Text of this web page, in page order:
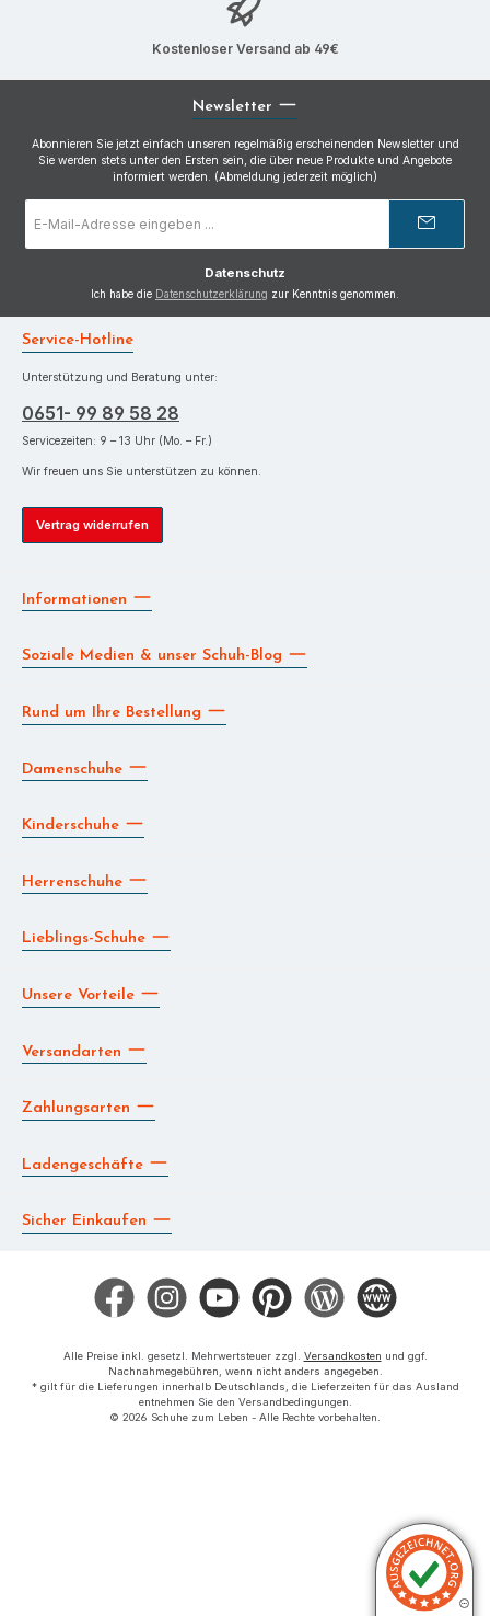
Kostenloser Versand ab 49€
Newsletter
Abonnieren Sie jetzt einfach unseren regelmäßig erscheinenden Newsletter und
Sie werden stets unter den Ersten sein, die über neue Produkte und Angebote
informiert werden. (Abmeldung jederzeit möglich)
Mail-
Datenschutz
Ich habe die Datenschutzerklärung zur Kenntnis genommen.
Service-Hotline
Unterstützung und Beratung unter:
0651- 99 89 58 28
Servicezeiten: 9 – 13 Uhr (Mo. – Fr.)
Wir freuen uns Sie unterstützen zu können.
Vertrag widerrufen
Informationen
Soziale Medien & unser Schuh-Blog
Rund um Ihre Bestellung
Damenschuhe
Kinderschuhe
Herrenschuhe
Lieblings-Schuhe
Unsere Vorteile
Versandarten
Zahlungsarten
Ladengeschäfte
Sicher Einkaufen
Facebook Instagram YouTube Pinterest Blog Die BERG App
Alle Preise inkl. gesetzl. Mehrwertsteuer zzgl. Versandkosten und ggf.
Nachnahmegebühren, wenn nicht anders angegeben.
* gilt für die Lieferungen innerhalb Deutschlands, die Lieferzeiten für das Ausland
entnehmen Sie den Versandbedingungen.
© 2026 Schuhe zum Leben - Alle Rechte vorbehalten.